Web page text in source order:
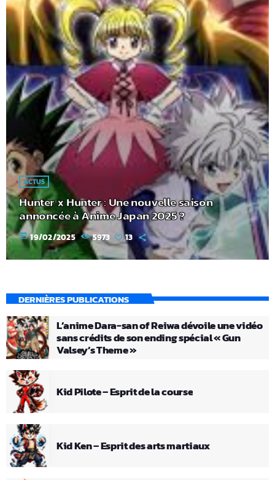
ACTUS
Hunter x Hunter : Une nouvelle saison
annoncée à Anime Japan 2025 ?
today 19/02/2025 5973 13
DERNIÈRES PUBLICATIONS
L’anime Dara-san of Reiwa dévoile une vidéo
sans crédits de son ending spécial « Gun
Valsey’s Theme »
Kid Pilote – Esprit de la course
Kid Ken – Esprit des arts martiaux